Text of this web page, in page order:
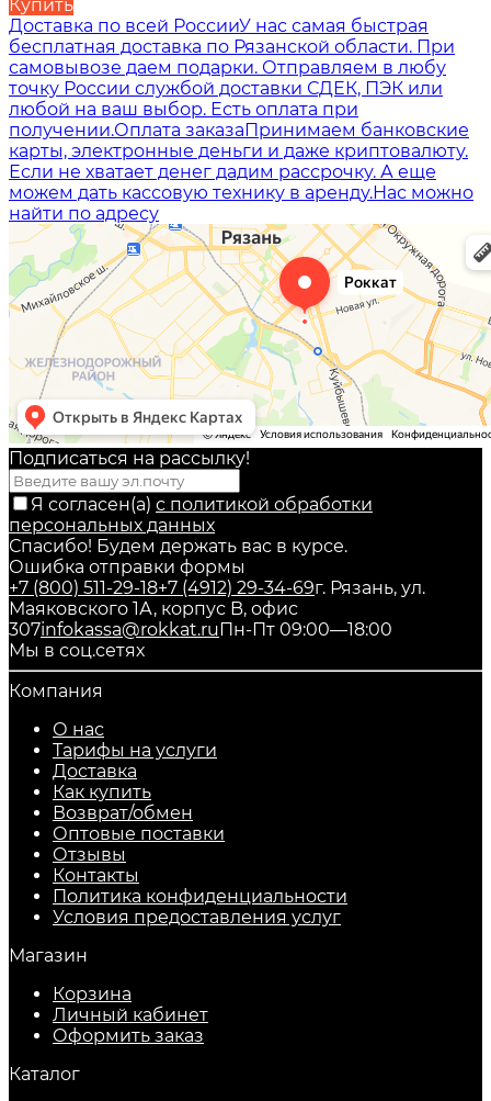
Купить
Доставка по всей РоссииУ нас самая быстрая
бесплатная доставка по Рязанской области. При
самовывозе даем подарки. Отправляем в любу
точку России службой доставки СДЕК, ПЭК или
любой на ваш выбор. Есть оплата при
получении.Оплата заказаПринимаем банковские
карты, электронные деньги и даже криптовалюту.
Если не хватает денег дадим рассрочку. А еще
можем дать кассовую технику в аренду.Нас можно
найти по адресу
Подписаться на рассылкy!
Я согласен(a) с политикой обработки
персональных данных
Спасибо! Будем держать вас в курсе.
Ошибка отправки формы
+7 (800) 511-29-18+7 (4912) 29-34-69г. Рязань, ул.
Маяковского 1А, корпус B, офис
307infokassa@rokkat.ruПн-Пт 09:00—18:00
Мы в соц.сетях
Компания
О нас
Тарифы на услуги
Доставка
Как купить
Возврат/обмен
Оптовые поставки
Отзывы
Контакты
Политика конфиденциальности
Условия предоставления услуг
Магазин
Корзина
Личный кабинет
Оформить заказ
Каталог